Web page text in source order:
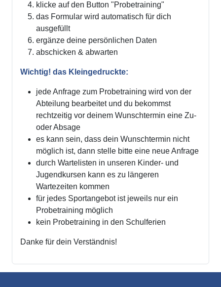
klicke auf den Button "Probetraining"
das Formular wird automatisch für dich
ausgefüllt
ergänze deine persönlichen Daten
abschicken & abwarten
Wichtig! das Kleingedruckte:
jede Anfrage zum Probetraining wird von der
Abteilung bearbeitet und du bekommst
rechtzeitig vor deinem Wunschtermin eine Zu-
oder Absage
es kann sein, dass dein Wunschtermin nicht
möglich ist, dann stelle bitte eine neue Anfrage
durch Wartelisten in unseren Kinder- und
Jugendkursen kann es zu längeren
Wartezeiten kommen
für jedes Sportangebot ist jeweils nur ein
Probetraining möglich
kein Probetraining in den Schulferien
Danke für dein Verständnis!